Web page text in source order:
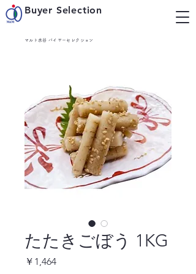
Buyer Selection
マルト水谷 バイヤーセレクション
たたきごぼう 1KG
￥1,464価